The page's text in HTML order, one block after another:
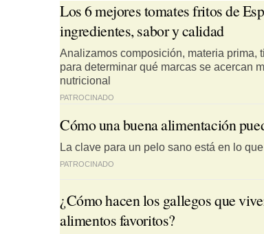
Los 6 mejores tomates fritos de
ingredientes, sabor y calidad
Analizamos composición, materia
para determinar qué marcas se acercan
nutricional
PATROCINADO
Cómo una buena alimentación
La clave para un pelo sano está en lo
PATROCINADO
¿Cómo hacen los gallegos que
alimentos favoritos?